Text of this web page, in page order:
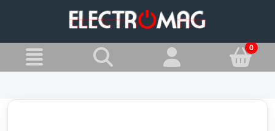
Wiertarki magnetyczne